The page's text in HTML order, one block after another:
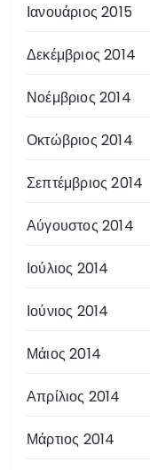
Ιανουάριος 2015
Δεκέμβριος 2014
Νοέμβριος 2014
Οκτώβριος 2014
Σεπτέμβριος 2014
Αύγουστος 2014
Ιούλιος 2014
Ιούνιος 2014
Μάιος 2014
Απρίλιος 2014
Μάρτιος 2014